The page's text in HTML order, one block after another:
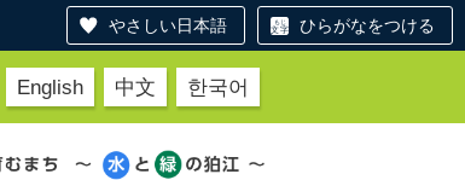
やさしい日本語 ひらがなをつける
English 中文 한국어